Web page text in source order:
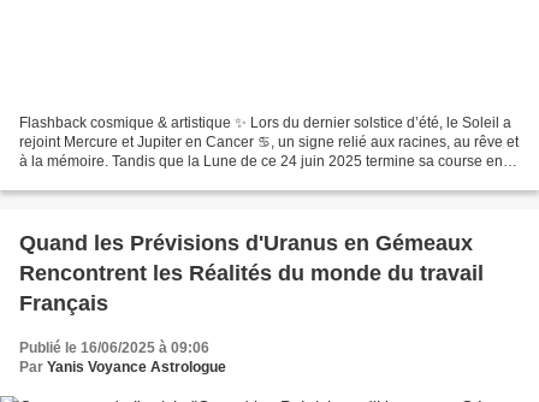
Flashback cosmique & artistique ✨ Lors du dernier solstice d’été, le Soleil a
rejoint Mercure et Jupiter en Cancer ♋, un signe relié aux racines, au rêve et
à la mémoire. Tandis que la Lune de ce 24 juin 2025 termine sa course en
Quand les Prévisions d'Uranus en Gémeaux
Rencontrent les Réalités du monde du travail
Français
Publié le 16/06/2025 à 09:06
Par Yanis Voyance Astrologue